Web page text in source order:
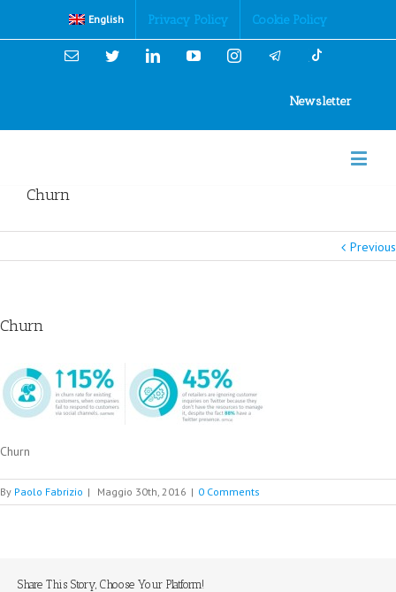
English Privacy Policy Cookie Policy
Email TwitterLinkedinYouTubeInstagram
Newsletter
Churn
Previous
Churn
Churn
By Paolo Fabrizio | Maggio 30th, 2016 | 0 Comments
Share This Story, Choose Your Platform!
Cookies Policy